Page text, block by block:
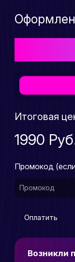
Итоговая
1990
Промокод
Оплатить
Возникли